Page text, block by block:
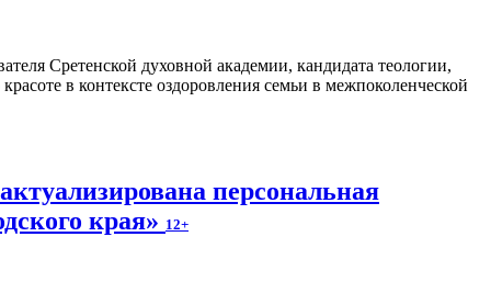
Сретенской духовной академии, кандидата теологии,
в контексте оздоровления семьи в межпоколенческой
персональная
края» 12+